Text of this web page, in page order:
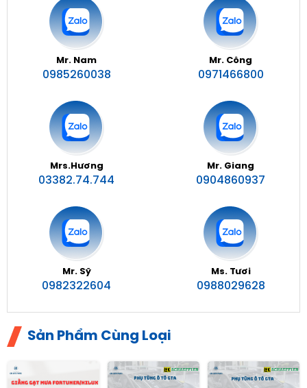
Mr. Nam
0985260038
Mr. Công
0971466800
Mrs.Hương
03382.74.744
Mr. Giang
0904860937
Mr. Sỹ
0982322604
Ms. Tươi
0988029628
Sản Phẩm Cùng Loại